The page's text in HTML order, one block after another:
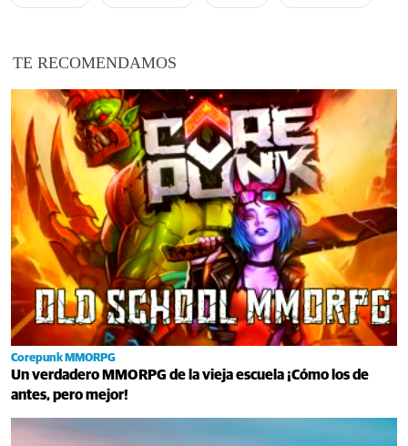
TE RECOMENDAMOS
Corepunk MMORPG
Un verdadero MMORPG de la vieja escuela ¡Cómo los de
antes, pero mejor!